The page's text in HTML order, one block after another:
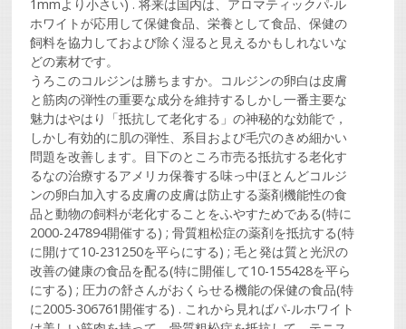
1mmより小さい) . 将来は国内は、アロマティックパ-ル
ホワイトが応用して保健食品、栄養として食品、保健の
飼料を協力しておよび除く湿ると見えるかもしれないな
どの素材です。
うろこのコルジンは勝ちますか。コルジンの卵白は皮膚
と筋肉の弾性の重要な成分を維持するしかし一番主要な
魅力はやはり「抵抗して老化する」の神秘的な効能で，
しかし有効的に肌の弾性、系目および毛穴のきめ細かい
問題を改善します。目下のところ市売る抵抗する老化す
るなの治療するアメリカ保養する味っ中ほとんどコルジ
ンの卵白加入する皮膚の皮膚は防止する薬剤機能性の食
品と動物の飼料が老化することをふやすためである(特に
2000-247894開催する) ; 骨質粗松症の薬剤を抵抗する(特
に開けて10-231250を平らにする) ; 毛と発は質と光沢の
改善の健康の食品を配る(特に開催して10-155428を平ら
にする) ; 圧力の舒さんがおくらせる機能の保健の食品(特
に2005-306761開催する) . これから見ればパ-ルホワイト